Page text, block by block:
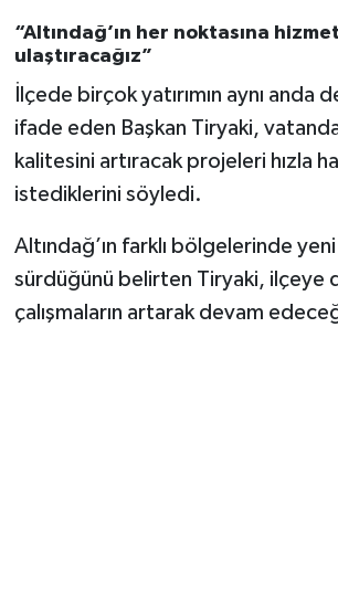
“Altındağ’ın her noktasına hizmet
ulaştıracağız”
İlçede birçok yatırımın aynı anda
ifade eden Başkan Tiryaki,
kalitesini artıracak projeleri hızla
istediklerini söyledi.
Altındağ’ın farklı bölgelerinde
sürdüğünü belirten Tiryaki, ilçeye
çalışmaların artarak devam